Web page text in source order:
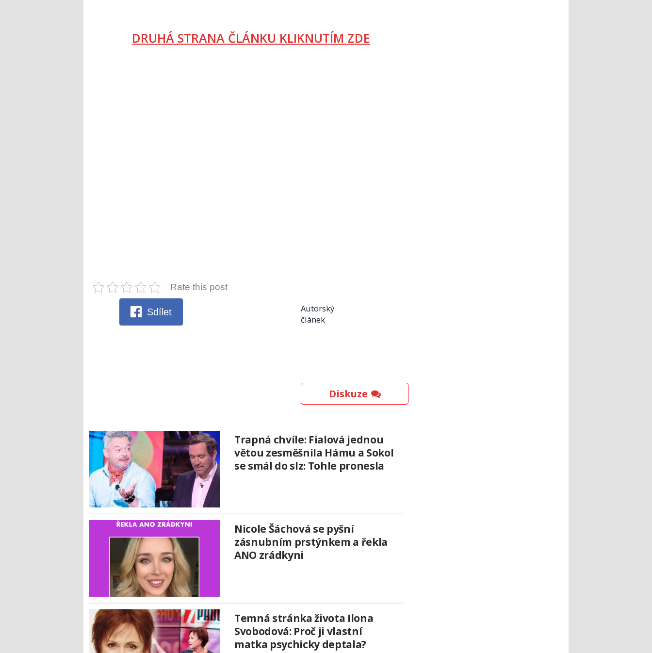
DRUHÁ STRANA ČLÁNKU KLIKNUTÍM ZDE
Rate this post
Sdílet
Autorský
článek
Diskuze
Trapná chvíle: Fialová jednou
větou zesměšnila Hámu a Sokol
se smál do slz: Tohle pronesla
Nicole Šáchová se pyšní
zásnubním prstýnkem a řekla
ANO zrádkyni
Temná stránka života Ilona
Svobodová: Proč ji vlastní
matka psychicky deptala?